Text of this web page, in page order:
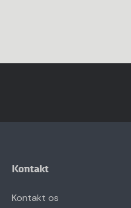
Kontakt
Kontakt os